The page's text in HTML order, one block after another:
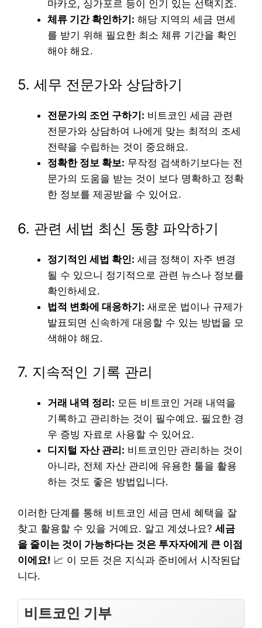
마카오, 싱가포르 등이 인기 있는 선택지죠.
체류 기간 확인하기: 해당 지역의 세금 면세
를 받기 위해 필요한 최소 체류 기간을 확인
해야 해요.
5. 세무 전문가와 상담하기
전문가의 조언 구하기: 비트코인 세금 관련
전문가와 상담하여 나에게 맞는 최적의 조세
전략을 수립하는 것이 중요해요.
정확한 정보 확보: 무작정 검색하기보다는 전
문가의 도움을 받는 것이 보다 명확하고 정확
한 정보를 제공받을 수 있어요.
6. 관련 세법 최신 동향 파악하기
정기적인 세법 확인: 세금 정책이 자주 변경
될 수 있으니 정기적으로 관련 뉴스나 정보를
확인하세요.
법적 변화에 대응하기: 새로운 법이나 규제가
발표되면 신속하게 대응할 수 있는 방법을 모
색해야 해요.
7. 지속적인 기록 관리
거래 내역 정리: 모든 비트코인 거래 내역을
기록하고 관리하는 것이 필수예요. 필요한 경
우 증빙 자료로 사용할 수 있어요.
디지털 자산 관리: 비트코인만 관리하는 것이
아니라, 전체 자산 관리에 유용한 툴을 활용
하는 것도 좋은 방법입니다.
이러한 단계를 통해 비트코인 세금 면세 혜택을 잘
찾고 활용할 수 있을 거예요. 알고 계셨나요? 세금
을 줄이는 것이 가능하다는 것은 투자자에게 큰 이점
이에요! 📈 이 모든 것은 지식과 준비에서 시작된답
니다.
비트코인 기부